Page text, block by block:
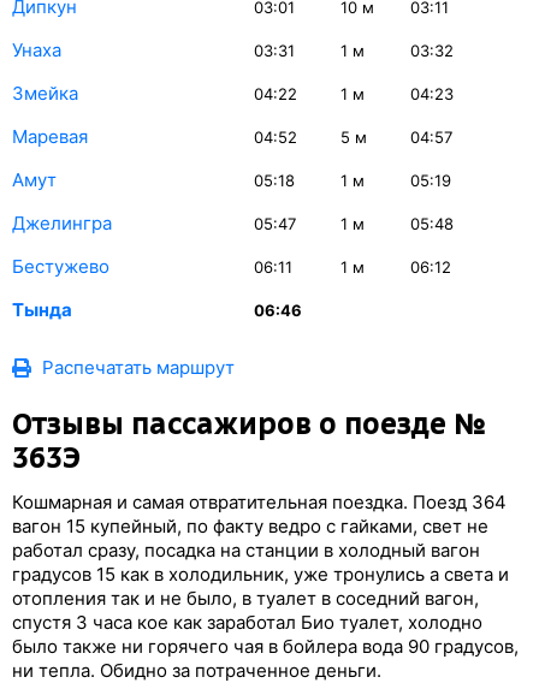
Дипкун 03:01 10 м 03:11
Унаха 03:31 1 м 03:32
Змейка 04:22 1 м 04:23
Маревая 04:52 5 м 04:57
Амут 05:18 1 м 05:19
Джелингра 05:47 1 м 05:48
Бестужево 06:11 1 м 06:12
Тында 06:46
Распечатать маршрут
Отзывы пассажиров о поезде №
363Э
Кошмарная и самая отвратительная поездка. Поезд 364
вагон 15 купейный, по факту ведро с гайками, свет не
работал сразу, посадка на станции в холодный вагон
градусов 15 как в холодильник, уже тронулись а света и
отопления так и не было, в туалет в соседний вагон,
спустя 3 часа кое как заработал Био туалет, холодно
было также ни горячего чая в бойлера вода 90 градусов,
ни тепла. Обидно за потраченное деньги.